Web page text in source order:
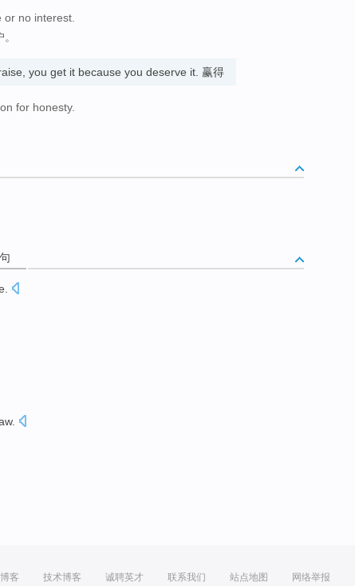
or no interest.
you get it because you deserve it. 赢得
for honesty.
客 技术博客 诚聘英才 联系我们 站点地图 网络举报